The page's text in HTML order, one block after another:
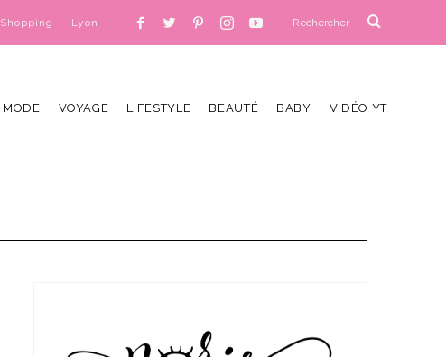
Shopping Lyon
MODE VOYAGE LIFESTYLE BEAUTÉ BABY VIDÉO YT